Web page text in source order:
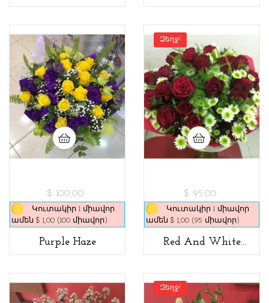
$ 100,00
Կուտակիր 1 միավոր
ամեն $ 1,00 (100 միավոր)
Purple Haze
Զեղջ!
$ 95,00
Կուտակիր 1 միավոր
ամեն $ 1,00 (95 միավոր)
Red And White
Bouquet
Զեղջ!